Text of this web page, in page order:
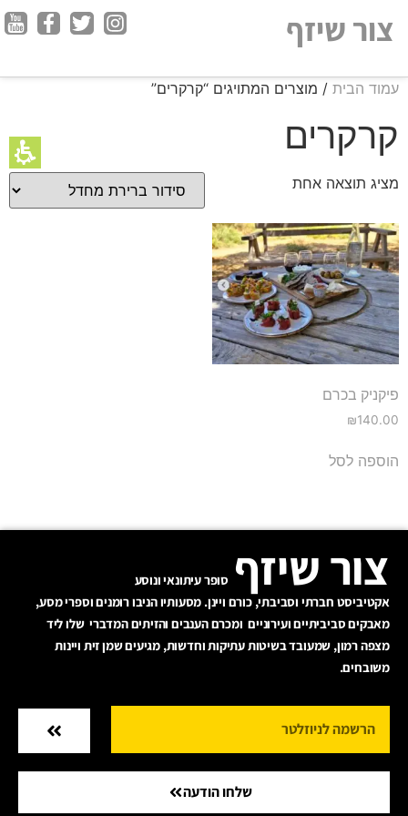
של
אינטרנט,
לחץ
כדי
לאזור
מרכזי
צור שיזף
עמוד הבית / מוצרים המתויגים “קרקרים”
קרקרים
מציג תוצאה אחת
פיקניק בכרם
₪140.00
הוספה לסל
צור שיזף סופר עיתונאי ונוסע
אקטיביסט חברתי וסביבתי, כורם ויינן. מסעותיו הניבו רומנים וספרי מסע,
מאבקים סביביתיים ועירוניים ומכרם הענבים והזיתים המדברי שלו ליד
מצפה רמון, שמעובד בשיטות עתיקות וחדשות, מגיעים שמן זית ויינות
משובחים.
שלחו הודעה